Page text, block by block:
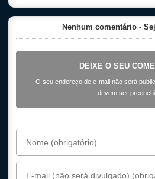
Nenhum comentário -
DEIXE O SEU
O seu endereço de e-mail não será
devem ser